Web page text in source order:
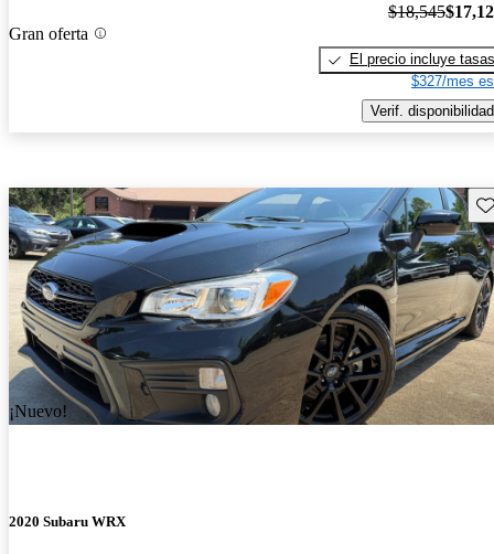
Gran oferta
$18,545
El precio incluye tasas
$327/mes
Verif. disponibilidad
¡Nuevo!
2020 Subaru WRX